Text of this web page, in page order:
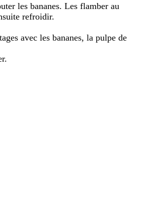
les bananes. Les flamber au
refroidir.
avec les bananes, la pulpe de